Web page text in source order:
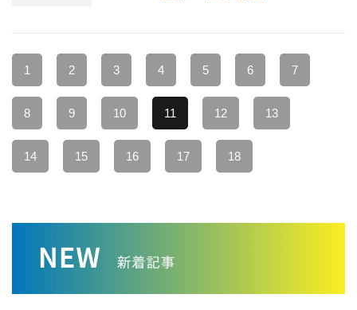
1 2 3 4 5 6 7
8 9 10 11 12 13
14 15 16 17 18